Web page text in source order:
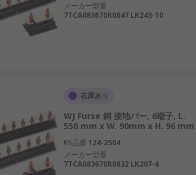
メーカー型番
7TCA083670R0647 LK243-10
在庫あり
WJ Furse 銅 接地バー, 6端子, L.
550 mm x W. 90mm x H. 96 mm
RS品番 124-2504
メーカー型番
7TCA083670R0632 LK207-6